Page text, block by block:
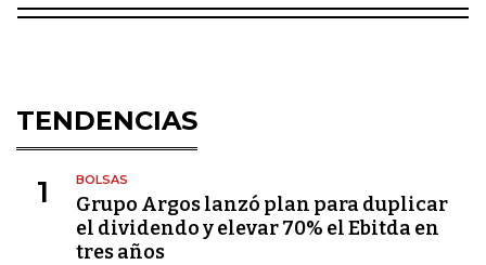
TENDENCIAS
1 BOLSAS
Grupo Argos lanzó plan para duplicar
el dividendo y elevar 70% el Ebitda en
tres años